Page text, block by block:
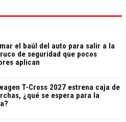
el baúl del auto para salir a la
de seguridad que pocos
aplican
T-Cross 2027 estrena caja de
¿qué se espera para la